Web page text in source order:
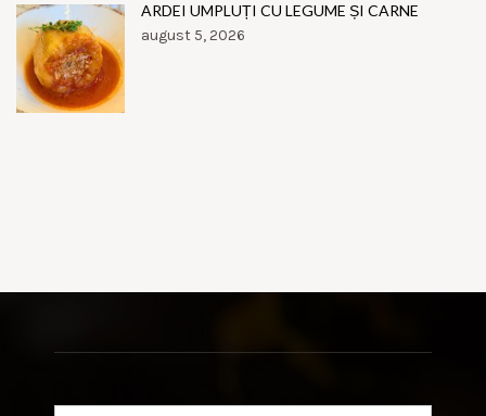
ARDEI UMPLUȚI CU LEGUME ȘI CARNE
august 5, 2026
Search